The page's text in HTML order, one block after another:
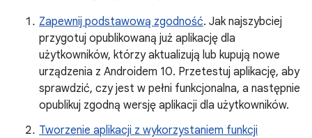
Zapewnij podstawową zgodność. Jak najszybciej
przygotuj opublikowaną już aplikację dla
użytkowników, którzy aktualizują lub kupują nowe
urządzenia z Androidem 10. Przetestuj aplikację, aby
sprawdzić, czy jest w pełni funkcjonalna, a następnie
opublikuj zgodną wersję aplikacji dla użytkowników.
Tworzenie aplikacji z wykorzystaniem funkcji